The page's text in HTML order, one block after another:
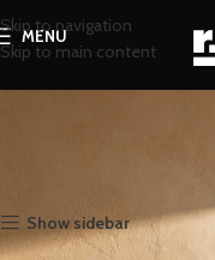
Skip to navigation
Skip to main content
MENU
Show sidebar